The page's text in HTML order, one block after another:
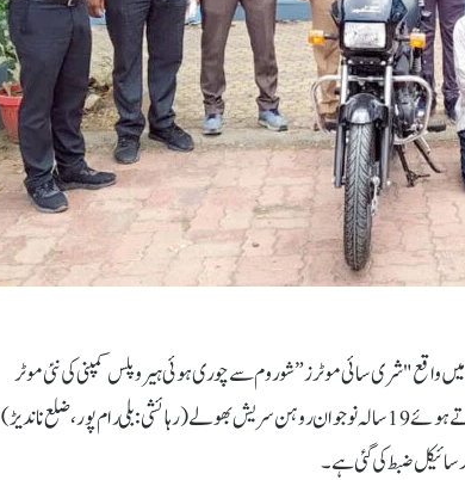
واقع "شری سائی موٹرز” شو روم سے چوری ہوئی ہیرو پلس کمپنی کی نئی موٹر
سائیکل کو ناندیڑ دیہی کرائم برانچ کی ٹیم نے چند گھنٹوں میں برآمد کرتے ہوئے 19 سالہ نوجوان روہن سریش بھولے (رہائشی: بلی رام پور، ضلع ناندیڑ)